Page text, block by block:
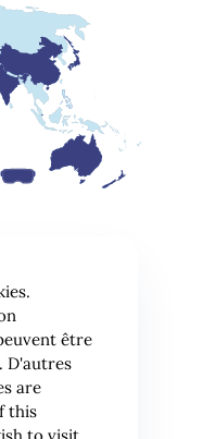
être
D'autres
are
this